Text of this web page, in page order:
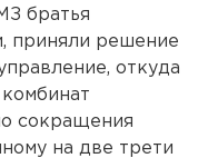
братья
приняли решение
откуда
сокращения
на две трети